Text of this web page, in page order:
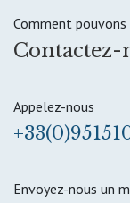
Comment pouvons
Contactez-
Appelez-nous
Envoyez-nous un